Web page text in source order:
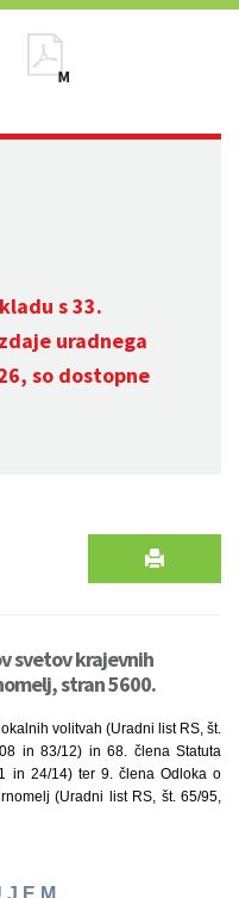
s 33.
uradnega
so dostopne
svetov krajevnih
stran 5600.
volitvah (Uradni list RS, št.
in 83/12) in 68. člena Statuta
in 24/14) ter 9. člena Odloka o
(Uradni list RS, št. 65/95,